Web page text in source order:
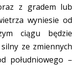
z gradem lub
wyniesie od
ciągu będzie
ze zmiennych
południowego –